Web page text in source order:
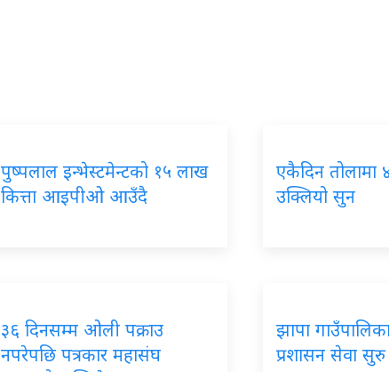
पुष्पलाल इन्भेस्टमेन्टको १५ लाख
कित्ता आइपीओ आउँदै
एकैदिन
उक्लियो सुन
३६ दिनसम्म ओली पक्राउ
नपरेपछि पत्रकार महासंघ
झापा
प्रशासन सेवा सुरु